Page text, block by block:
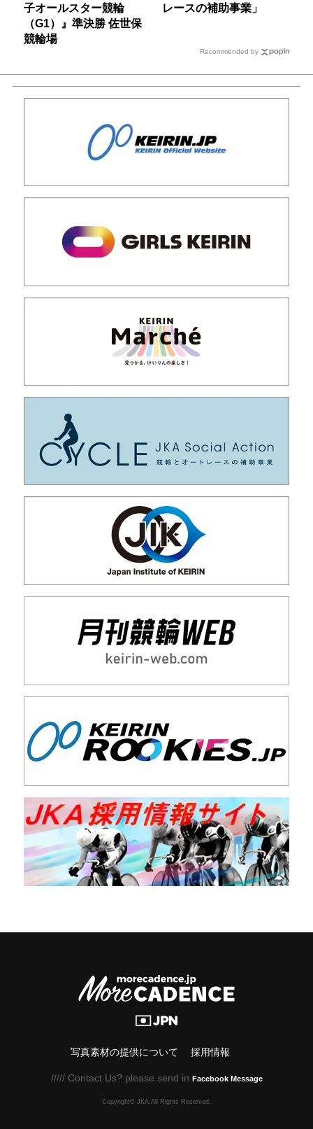
子オールスター競輪
（G1）』準決勝 佐世保
競輪場
レースの補助事業」
Recommended by
写真素材の提供について 採用情報
///// Contact Us? please send in Facebook Message
Copyright© JKA.All Rights Reserved.